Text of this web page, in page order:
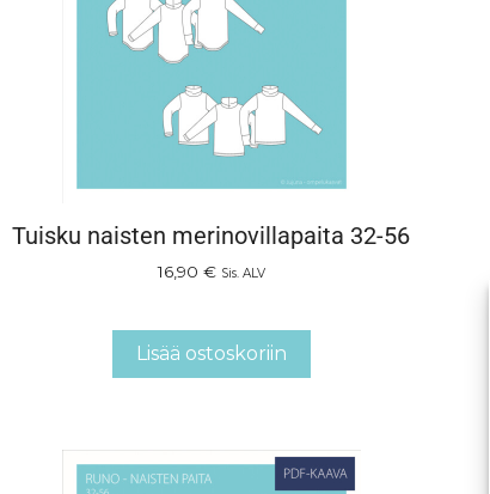
Tuisku naisten merinovillapaita 32-56
16,90 € Sis. ALV
Lisää ostoskoriin